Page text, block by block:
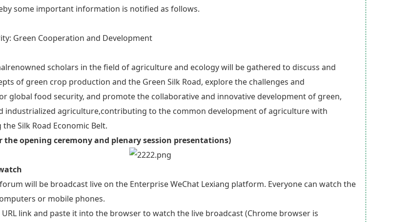
some important information is notified as follows.
Green Cooperation and Development
scholars in the field of agriculture and ecology will be gathered to discuss and
of green crop production and the Green Silk Road, explore the challenges and
global food security, and promote the collaborative and innovative development of green,
industrialized agriculture,contributing to the common development of agriculture with
Silk Road Economic Belt.
the opening ceremony and plenary session presentations)
will be broadcast live on the Enterprise WeChat Lexiang platform. Everyone can watch the
or mobile phones.
URL link and paste it into the browser to watch the live broadcast (Chrome browser is